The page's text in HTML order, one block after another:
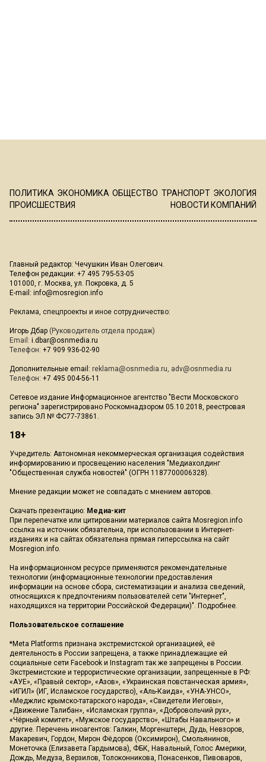
ПОЛИТИКА ЭКОНОМИКА ОБЩЕСТВО ТРАНСПОРТ ЭКОЛОГИЯ
ПРОИСШЕСТВИЯ
НОВОСТИ КОМПАНИЙ
Главный редактор: Чечушкин Иван Олегович.
Телефон редакции: +7 495 795-53-05
101000, г. Москва, ул. Покровка, д. 5
E-mail: info@mosregion.info
Реклама, спецпроекты и иное сотрудничество:
Игорь Дбар (Руководитель отдела продаж)
Email: i.dbar@osnmedia.ru
Телефон: +7 909 936-02-90
Дополнительные email: reklama@osnmedia.ru, adv@osnmedia.ru
Телефон: +7 495 004-56-11
Сетевое издание Информационное агентство "Вести Московского
региона" зарегистрировано Роскомнадзором 05.10.2018, реестровая
запись ЭЛ № ФС77-73861.
18+
Учредитель: Автономная некоммерческая организация содействия
информированию и просвещению населения "Медиахолдинг
"Общественная служба новостей" (ОГРН 1187700006328).
Мнение редакции может не совпадать с мнением авторов.
Скачать презентацию: Медиа-кит
При перепечатке или цитировании материалов сайта Mosregion.info
ссылка на источник обязательна, при использовании в Интернет-
изданиях и на сайтах обязательна прямая гиперссылка на сайт
Mosregion.info.
На информационном ресурсе применяются рекомендательные
технологии (информационные технологии предоставления
информации на основе сбора, систематизации и анализа сведений,
относящихся к предпочтениям пользователей сети "Интернет",
находящихся на территории Российской Федерации)". Подробнее.
Пользовательское соглашение
*Meta Platforms признана экстремистской организацией, её
деятельность в России запрещена, а также принадлежащие ей
социальные сети Facebook и Instagram так же запрещены в России.
Экстремистские и террористические организации, запрещенные в РФ:
«АУЕ», «Правый сектор», «Азов», «Украинская повстанческая армия»,
«ИГИЛ» (ИГ, Исламское государство), «Аль-Каида», «УНА-УНСО»,
«Меджлис крымско-татарского народа», «Свидетели Иеговы»,
«Движение Талибан», «Исламская группа», «Добровольчий рух»,
«Чёрный комитет», «Мужское государство», «Штабы Навального» и
другие. Перечень иноагентов: Галкин, Моргенштерн, Дудь, Невзоров,
Макаревич, Гордон, Мирон Фёдоров (Оксимирон), Смольянинов,
Монеточка (Елизавета Гардымова), ФБК, Навальный, Голос Америки,
Дождь, Медуза, Верзилов, Толоконникова, Понасенков, Пивоваров,